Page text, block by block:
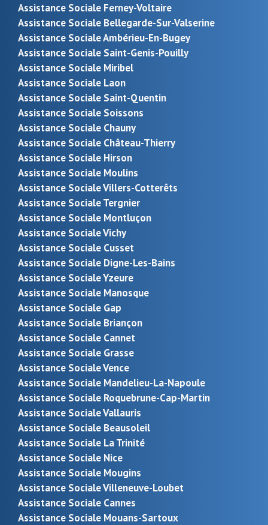
Assistance Sociale Ferney-Voltaire
Assistance Sociale Bellegarde-Sur-Valserine
Assistance Sociale Ambérieu-En-Bugey
Assistance Sociale Saint-Genis-Pouilly
Assistance Sociale Miribel
Assistance Sociale Laon
Assistance Sociale Saint-Quentin
Assistance Sociale Soissons
Assistance Sociale Chauny
Assistance Sociale Château-Thierry
Assistance Sociale Hirson
Assistance Sociale Moulins
Assistance Sociale Villers-Cotterêts
Assistance Sociale Tergnier
Assistance Sociale Montluçon
Assistance Sociale Vichy
Assistance Sociale Cusset
Assistance Sociale Digne-Les-Bains
Assistance Sociale Yzeure
Assistance Sociale Manosque
Assistance Sociale Gap
Assistance Sociale Briançon
Assistance Sociale Cannet
Assistance Sociale Grasse
Assistance Sociale Vence
Assistance Sociale Mandelieu-La-Napoule
Assistance Sociale Roquebrune-Cap-Martin
Assistance Sociale Vallauris
Assistance Sociale Beausoleil
Assistance Sociale La Trinité
Assistance Sociale Nice
Assistance Sociale Mougins
Assistance Sociale Villeneuve-Loubet
Assistance Sociale Cannes
Assistance Sociale Mouans-Sartoux